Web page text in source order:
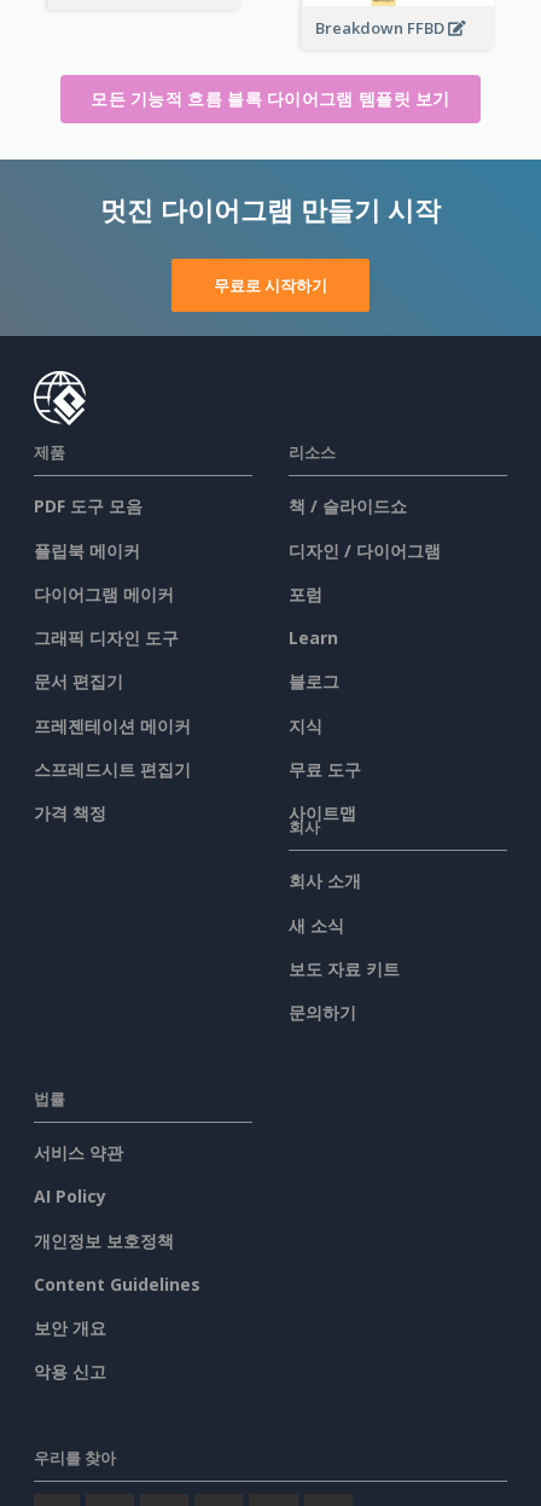
Breakdown FFBD
모든 기능적 흐름 블록 다이어그램 템플릿 보기
멋진 다이어그램 만들기 시작
무료로 시작하기
제품
PDF 도구 모음
플립북 메이커
다이어그램 메이커
그래픽 디자인 도구
문서 편집기
프레젠테이션 메이커
스프레드시트 편집기
가격 책정
리소스
책 / 슬라이드쇼
디자인 / 다이어그램
포럼
Learn
블로그
지식
무료 도구
사이트맵
회사
회사 소개
새 소식
보도 자료 키트
문의하기
법률
서비스 약관
AI Policy
개인정보 보호정책
Content Guidelines
보안 개요
악용 신고
우리를 찾아